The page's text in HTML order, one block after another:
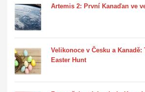
Artemis 2: První Kanaďan ve
Velikonoce v Česku a
Easter Hunt